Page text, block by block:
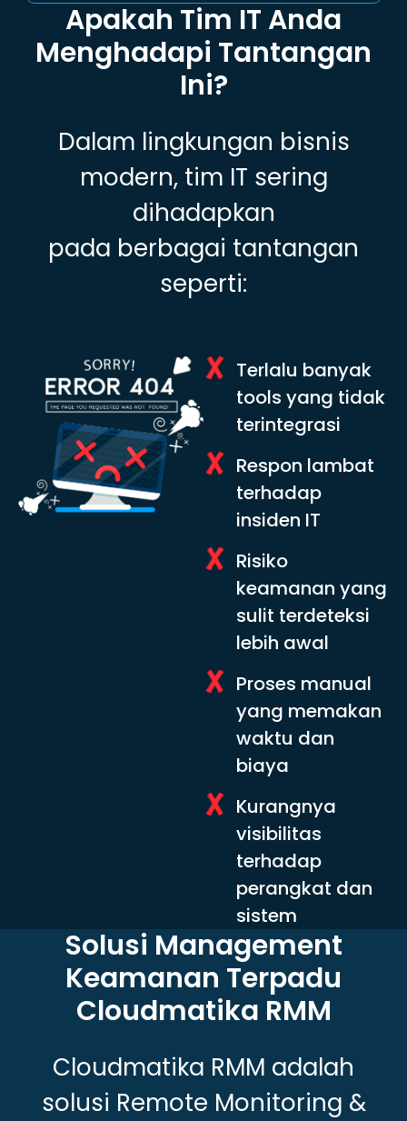
Apakah Tim IT Anda
Menghadapi Tantangan
Ini?
Dalam lingkungan bisnis
modern, tim IT sering
dihadapkan
pada berbagai tantangan
seperti:
Terlalu banyak
tools yang tidak
terintegrasi
Respon lambat
terhadap
insiden IT
Risiko
keamanan yang
sulit terdeteksi
lebih awal
Proses manual
yang memakan
waktu dan
biaya
Kurangnya
visibilitas
terhadap
perangkat dan
sistem
Solusi Management
Keamanan Terpadu
Cloudmatika RMM
Cloudmatika RMM adalah
solusi Remote Monitoring &